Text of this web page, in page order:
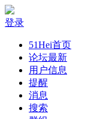
登录
51Hei首页
论坛最新
用户信息
提醒
消息
搜索